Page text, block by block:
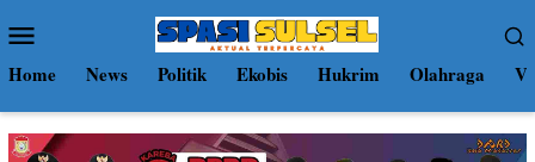
ke
kontenMobile
Home News Politik Ekobis Hukrim Olahraga